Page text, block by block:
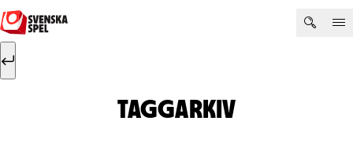
Hoppa till innehåll
Sök efter:
TAGGARKIV